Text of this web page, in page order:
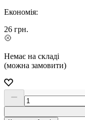
Економія:
26 грн.
Немає на складі
(можна замовити)